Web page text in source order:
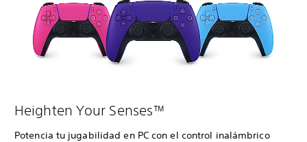
Heighten Your Senses™
Potencia tu jugabilidad en PC con el control inalámbrico